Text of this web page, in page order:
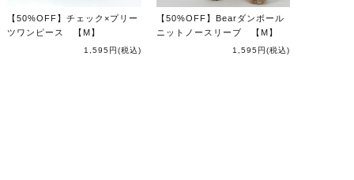
【50%OFF】チェック×プリー
ツワンピース 【M】
1,595円(税込)
【50%OFF】Bearダンボール
ニットノースリーブ 【M】
1,595円(税込)